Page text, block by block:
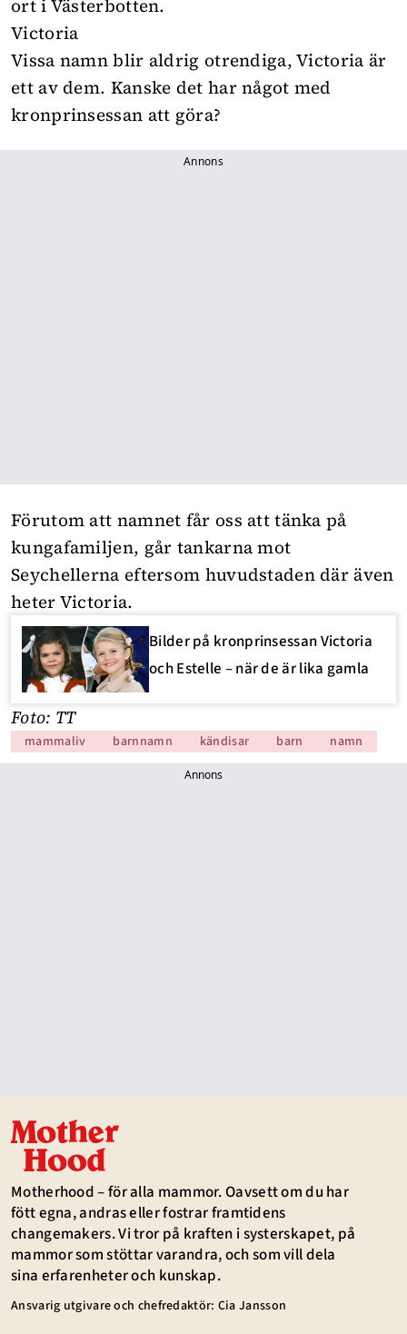
ort i Västerbotten.
Victoria
Vissa namn blir aldrig otrendiga, Victoria är
ett av dem. Kanske det har något med
kronprinsessan att göra?
Annons
Förutom att namnet får oss att tänka på
kungafamiljen, går tankarna mot
Seychellerna eftersom huvudstaden där även
heter Victoria.
Bilder på kronprinsessan Victoria
och Estelle – när de är lika gamla
Foto: TT
mammaliv barnnamn kändisar barn namn
Annons
Motherhood – för alla mammor. Oavsett om du har
fött egna, andras eller fostrar framtidens
changemakers. Vi tror på kraften i systerskapet, på
mammor som stöttar varandra, och som vill dela
sina erfarenheter och kunskap.
Ansvarig utgivare och chefredaktör: Cia Jansson